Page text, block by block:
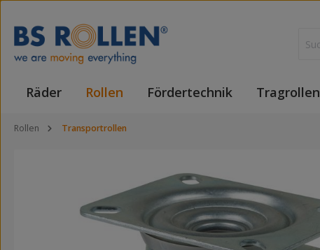
Räder Rollen Fördertechnik Tragrollen
Rollen Transportrollen